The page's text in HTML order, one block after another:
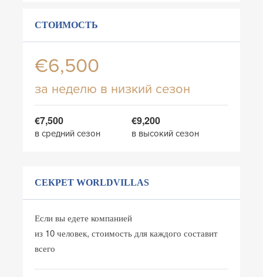
СТОИМОСТЬ
€6,500
за неделю в низкий сезон
€7,500
в средний сезон
€9,200
в высокий сезон
СЕКРЕТ WORLDVILLAS
Если вы едете компанией
из 10 человек, стоимость для каждого составит
всего